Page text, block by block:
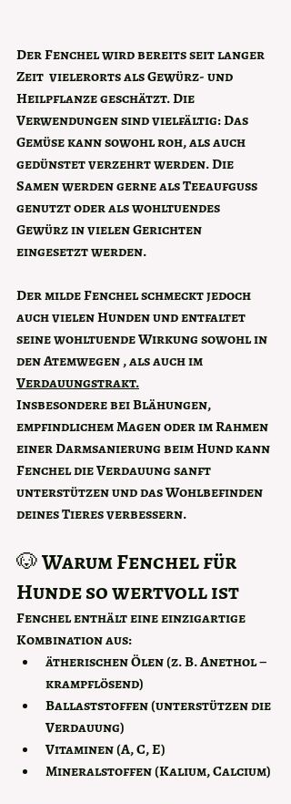
Der Fenchel wird bereits seit langer
Zeit  vielerorts als Gewürz- und
Heilpflanze geschätzt. Die
Verwendungen sind vielfältig: Das
Gemüse kann sowohl roh, als auch
gedünstet verzehrt werden. Die
Samen werden gerne als Teeaufguss
genutzt oder als wohltuendes
Gewürz in vielen Gerichten
eingesetzt werden.
Der milde Fenchel schmeckt jedoch
auch vielen Hunden und entfaltet
seine wohltuende Wirkung sowohl in
den Atemwegen , als auch im
Verdauungstrakt.
Insbesondere bei Blähungen,
empfindlichem Magen oder im Rahmen
einer Darmsanierung beim Hund kann
Fenchel die Verdauung sanft
unterstützen und das Wohlbefinden
deines Tieres verbessern.
🐶 Warum Fenchel für
Hunde so wertvoll ist
Fenchel enthält eine einzigartige
Kombination aus:
ätherischen Ölen (z. B. Anethol –
krampflösend)
Ballaststoffen (unterstützen die
Verdauung)
Vitaminen (A, C, E)
Mineralstoffen (Kalium, Calcium)